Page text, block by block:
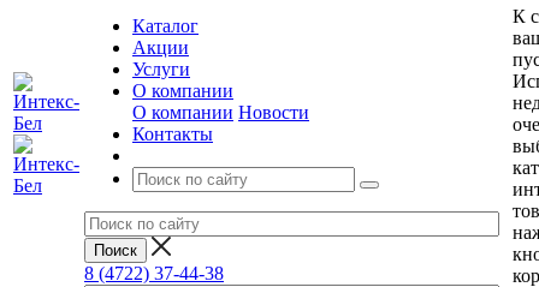
Каталог
Акции
Услуги
О компании
О компании Новости
Контакты
8 (4722) 37-44-38
К